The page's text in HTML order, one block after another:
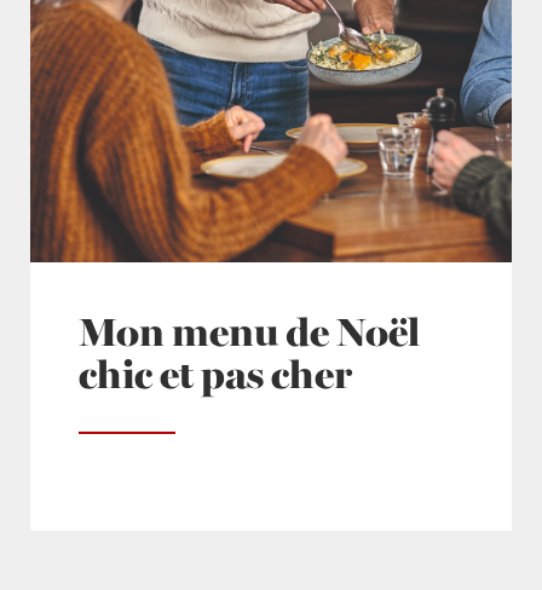
Mon menu de Noël
chic et pas cher